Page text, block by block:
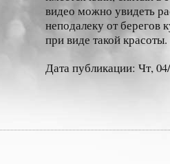
видео можно увидеть
неподалеку от берегов
при виде такой красоты.
Дата публикации: Чт,